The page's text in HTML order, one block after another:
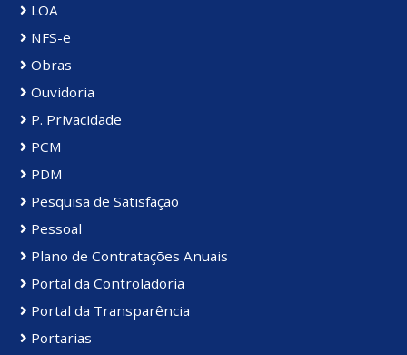
LOA
NFS-e
Obras
Ouvidoria
P. Privacidade
PCM
PDM
Pesquisa de Satisfação
Pessoal
Plano de Contratações Anuais
Portal da Controladoria
Portal da Transparência
Portarias